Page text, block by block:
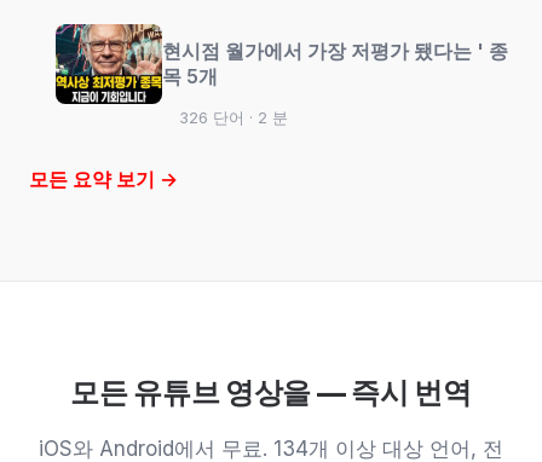
현시점 월가에서 가장 저평가 됐다는 ' 종
목 5개
326 단어 · 2 분
모든 요약 보기 →
모든 유튜브 영상을 — 즉시 번역
iOS와 Android에서 무료. 134개 이상 대상 언어, 전